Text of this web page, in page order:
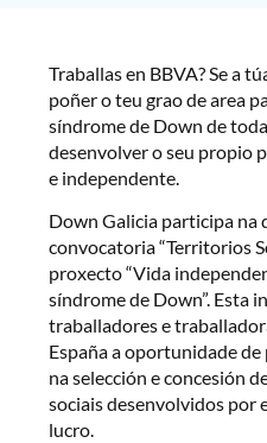
Traballas en BBVA? Se a
poñer o teu grao de area
síndrome de Down de
desenvolver o seu propio
e independente.
Down Galicia participa na
convocatoria “Territorios
proxecto “Vida
síndrome de Down”. Esta
traballadores e
España a oportunidade
na selección e concesión
sociais desenvolvidos por
lucro.